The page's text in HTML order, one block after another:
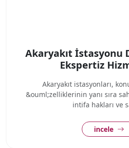
Akaryakıt İstasyonu
Ekspertiz
Akaryakıt istasyonları,
&ouml;zelliklerinin yanı sıra
intifa hakları ve
incele